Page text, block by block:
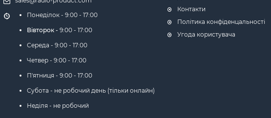
Понеділок - 9:00 - 17:00
Вівторок - 9:00 - 17:00
Середа - 9:00 - 17:00
Четвер - 9:00 - 17:00
П'ятниця - 9:00 - 17:00
Субота - не робочий день (тільки онлайн)
Неділя - не робочий
Контакти
Політика конфіденцальності
Угода користувача